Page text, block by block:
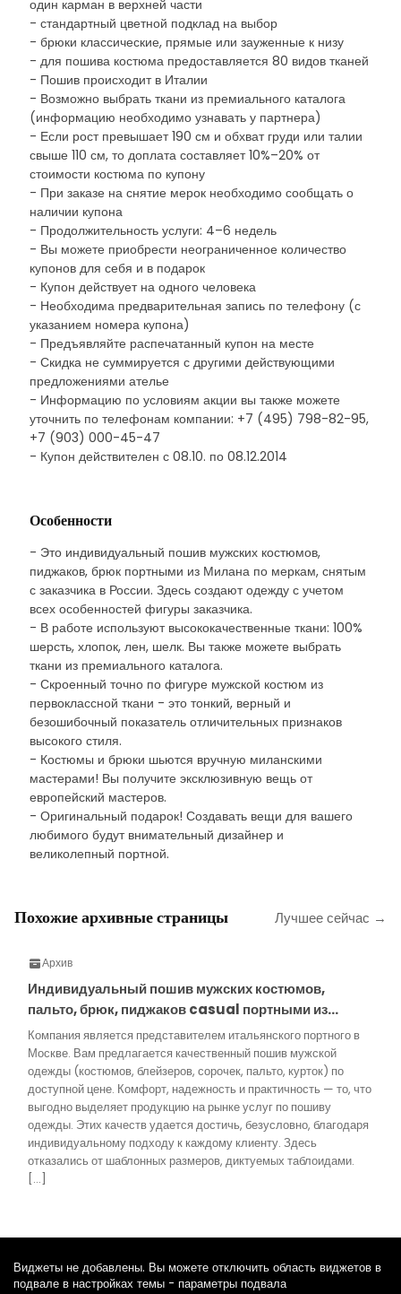
один карман в верхней части
- стандартный цветной подклад на выбор
- брюки классические, прямые или зауженные к низу
- для пошива костюма предоставляется 80 видов тканей
- Пошив происходит в Италии
- Возможно выбрать ткани из премиального каталога
(информацию необходимо узнавать у партнера)
- Если рост превышает 190 см и обхват груди или талии
свыше 110 см, то доплата составляет 10%–20% от
стоимости костюма по купону
- При заказе на снятие мерок необходимо сообщать о
наличии купона
- Продолжительность услуги: 4–6 недель
- Вы можете приобрести неограниченное количество
купонов для себя и в подарок
- Купон действует на одного человека
- Необходима предварительная запись по телефону (с
указанием номера купона)
- Предъявляйте распечатанный купон на месте
- Скидка не суммируется с другими действующими
предложениями ателье
- Информацию по условиям акции вы также можете
уточнить по телефонам компании: +7 (495) 798-82-95,
+7 (903) 000-45-47
- Купон действителен с 08.10. по 08.12.2014
Особенности
- Это индивидуальный пошив мужских костюмов,
пиджаков, брюк портными из Милана по меркам, снятым
с заказчика в России. Здесь создают одежду с учетом
всех особенностей фигуры заказчика.
- В работе используют высококачественные ткани: 100%
шерсть, хлопок, лен, шелк. Вы также можете выбрать
ткани из премиального каталога.
- Скроенный точно по фигуре мужской костюм из
первоклассной ткани - это тонкий, верный и
безошибочный показатель отличительных признаков
высокого стиля.
- Костюмы и брюки шьются вручную миланскими
мастерами! Вы получите эксклюзивную вещь от
европейский мастеров.
- Оригинальный подарок! Создавать вещи для вашего
любимого будут внимательный дизайнер и
великолепный портной.
Похожие архивные страницы Лучшее сейчас →
Архив
Индивидуальный пошив мужских костюмов,
пальто, брюк, пиджаков casual портными из…
Компания является представителем итальянского портного в
Москве. Вам предлагается качественный пошив мужской
одежды (костюмов, блейзеров, сорочек, пальто, курток) по
доступной цене. Комфорт, надежность и практичность — то, что
выгодно выделяет продукцию на рынке услуг по пошиву
одежды. Этих качеств удается достичь, безусловно, благодаря
индивидуальному подходу к каждому клиенту. Здесь
отказались от шаблонных размеров, диктуемых таблоидами.
[…]
Виджеты не добавлены. Вы можете отключить область виджетов в
подвале в настройках темы - параметры подвала